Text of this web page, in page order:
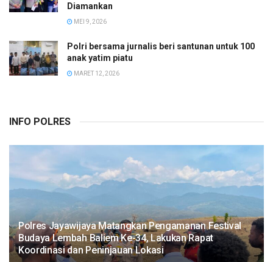
Diamankan
MEI 9, 2026
Polri bersama jurnalis beri santunan untuk 100
anak yatim piatu
MARET 12, 2026
INFO POLRES
Polres Jayawijaya Matangkan Pengamanan Festival
Budaya Lembah Baliem Ke-34, Lakukan Rapat
Koordinasi dan Peninjauan Lokasi